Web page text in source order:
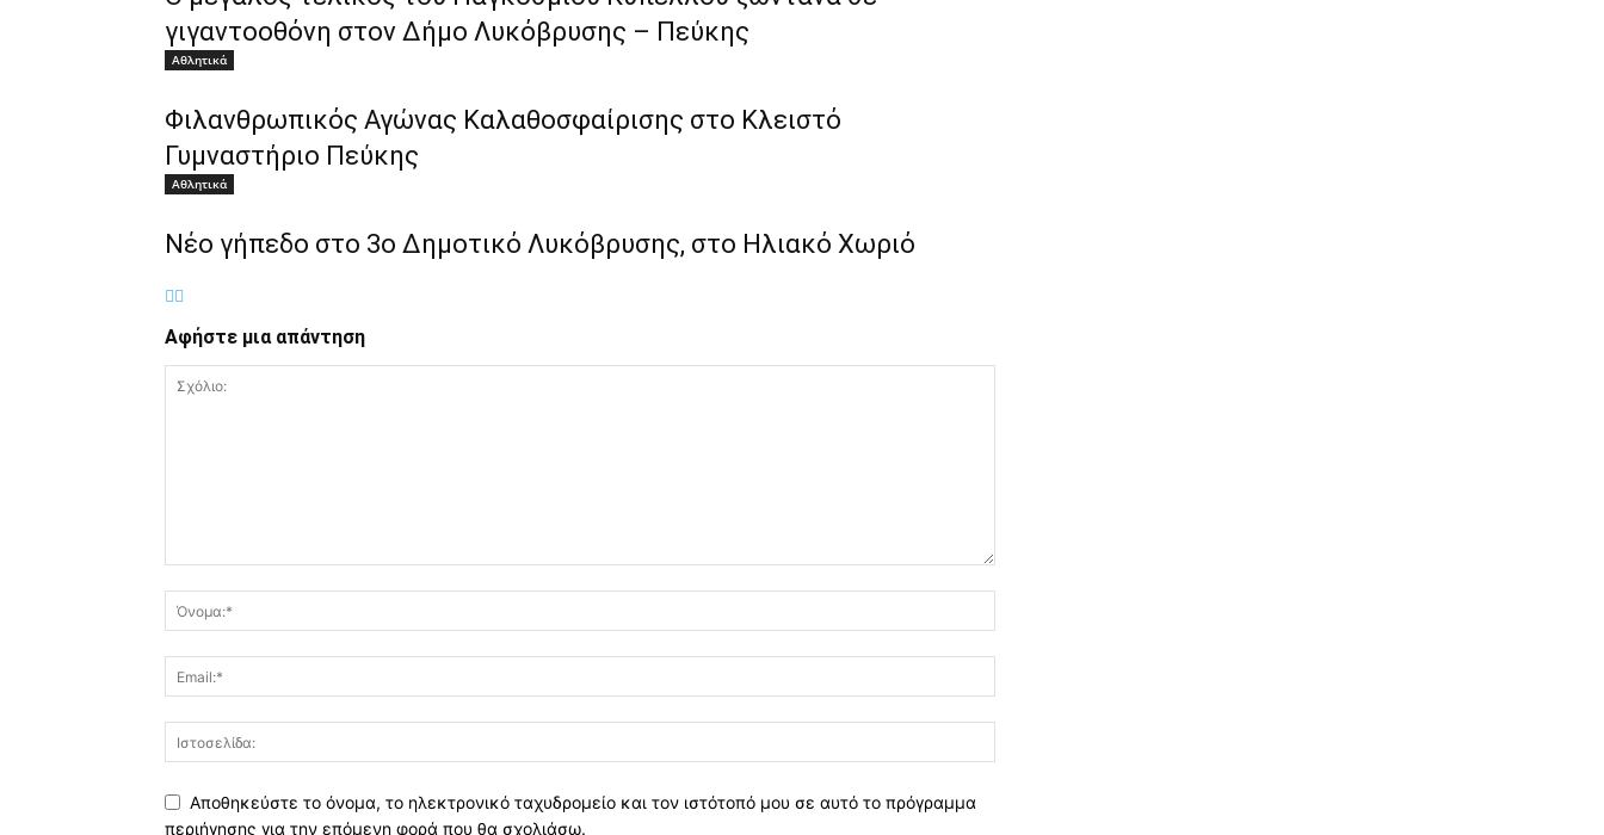
γιγαντοοθόνη στον Δήμο Λυκόβρυσης – Πεύκης
Αθλητικά
Φιλανθρωπικός Αγώνας Καλαθοσφαίρισης στο Κλειστό
Γυμναστήριο Πεύκης
Αθλητικά
Νέο γήπεδο στο 3ο Δημοτικό Λυκόβρυσης, στο Ηλιακό Χωριό
Αφήστε μια απάντηση
Αποθηκεύστε το όνομα, το ηλεκτρονικό ταχυδρομείο και τον ιστότοπό μου σε αυτό το πρόγραμμα
περιήγησης για την επόμενη φορά που θα σχολιάσω.